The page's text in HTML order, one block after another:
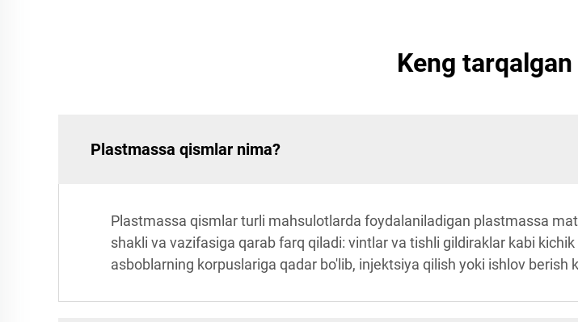
Keng
Plastmassa qismlar nima?
Plastmassa qismlar turli mahsulotlarda foydalaniladigan plastmassa
shakli va vazifasiga qarab farq qiladi: vintlar va tishli gildiraklar kabi
asboblarning korpuslariga qadar bo'lib, injektsiya qilish yoki ishlov berish